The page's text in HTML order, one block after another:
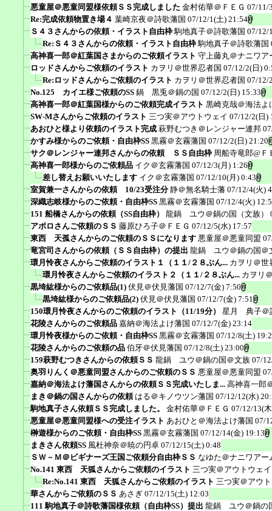
悪童屋＠悪童同盟様依頼ＳＳ完成しました 金村佑華＠ＦＥＧ 07/11/
Re:完成依頼物置き場４ 葉崎京夜＠詩歌藩国 07/12/1(土) 21:54
Ｓ４３さんからの依頼・イラスト自由枠 駒地真子＠詩歌藩国 07/12/
Re:Ｓ４３さんからの依頼・イラスト自由枠 駒地真子＠詩歌藩国
高神喜一郎＠紅葉国さまからのご依頼イラスト 守上藤丸＠ナニワア
ロッドさんからご依頼のイラスト カヲリ＠世界忍者国 07/12/2(日)
Re:ロッドさんからご依頼のイラスト カヲリ＠世界忍者国 07/12/
No.125 カイエ様ご依頼のSS 鍋 黒兎＠鍋の国 07/12/2(日) 15:33
高神喜一郎＠紅葉国様からのご依頼完成イラスト 黒崎克哉＠海法よ
SW-Mさんからご依頼のイラスト 三つ実＠アウトウェイ 07/12/2(日)
あおひと様より依頼のイラスト完成 萩野むつき＠レンジャー連邦
かすみ様からのご依頼・自由枠SS 黒霧＠玄霧藩国 07/12/2(日) 21:20
サク＠レンジャー連邦さんからの依頼 ＳＳ自由枠 周船寺竜郎@Ｆ
高神喜一郎様からのご依頼品 イク＠玄霧藩国 07/12/3(月) 1:26
差し替えお願いいたします イク＠玄霧藩国 07/12/10(月) 0:43
室賀兼一さんからの依頼 10/23受注分 静＠無名騎士藩 07/12/4(火)
深織志岐様からのご依頼・自由枠SS 黒霧＠玄霧藩国 07/12/4(火)
151 船橋さんからの依頼（SS自由枠）
龍鍋 ユウ＠鍋の国（文族）
アポロさんご依頼のＳＳ 藤原ひろ子＠ＦＥＧ 07/12/5(水) 17:57
東西 天孤さんからのご依頼のＳＳになります 悪童屋＠悪童同盟
竜宮司さんからの依頼（ＳＳ自由枠）の提出 龍鍋 ユウ＠鍋の国＠
環月怜夜さんからご依頼のイラスト１（１１/２８ぶん... カヲリ＠世
環月怜夜さんからご依頼のイラスト２（１１/２８ぶん... カヲリ
黒埼紘様からのご依頼品(1) 伏見＠伏見藩国 07/12/7(金) 7:50
黒埼紘様からのご依頼品(2) 伏見＠伏見藩国 07/12/7(金) 7:51
150環月怜夜さんからのご依頼のイラスト（11/19分）
星月 典子＠
花陵さんからのご依頼品 嘉納＠海法よけ藩国 07/12/7(金) 23:14
環月怜夜様からのご依頼・自由枠SS 黒霧＠玄霧藩国 07/12/8(土)
花陵さんからのご依頼の品 伯牙＠伏見藩国 07/12/8(土) 23:00
159萩野むつきさんからの依頼ＳＳ 龍鍋 ユウ＠鍋の国＠文族 07/
奥羽りんく＠悪童同盟さんからのご依頼のＳＳ 悪童屋＠悪童同盟
嘉納＠海法よけ藩国さんからの依頼ＳＳ完成いたしま... 高神喜一郎
まき＠鍋の国さんからの依頼 はる＠キノウツン藩国 07/12/12(水)
駒地真子さん依頼ＳＳ完成しました。
金村佑華＠ＦＥＧ 07/12/13(
悪童屋＠悪童同盟様への受注イラスト あおひと＠海法よけ藩国 07/
榊遊様からのご依頼・自由枠SS 黒霧＠玄霧藩国 07/12/14(金) 19:13
まきさん依頼SS 風杜神奈＠暁の円卓 07/12/15(土) 0:48
ＳＷ－Ｍ＠ビギナーズ王国ご依頼分自由枠ＳＳ なゆた＠ナニワアー
No.141 東西 天狐さんからご依頼のイラスト 三つ実＠アウトウェイ
Re:No.141 東西 天狐さんからご依頼のイラスト 三つ実＠アウ
華さんからご依頼のＳＳ あさぎ 07/12/15(土) 12:03
111 駒地真子＠詩歌藩国様依頼（自由枠SS）提出 龍鍋 ユウ＠鍋の